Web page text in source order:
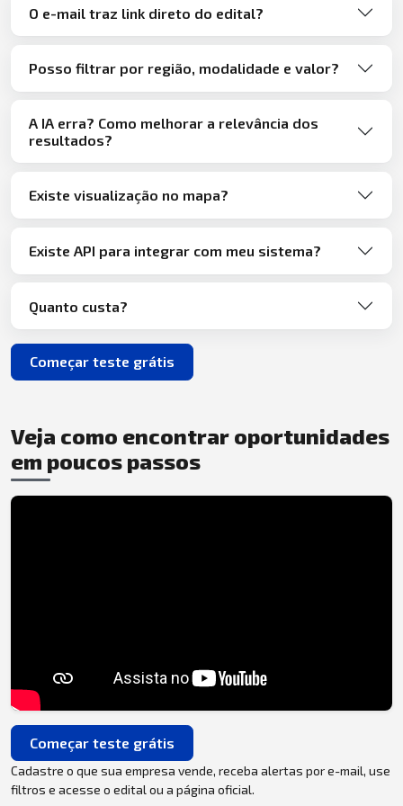
O e-mail traz link direto do edital?
Posso filtrar por região, modalidade e valor?
A IA erra? Como melhorar a relevância dos
resultados?
Existe visualização no mapa?
Existe API para integrar com meu sistema?
Quanto custa?
Começar teste grátis
Veja como encontrar oportunidades
em poucos passos
Começar teste grátis
Cadastre o que sua empresa vende, receba alertas por e-mail, use
filtros e acesse o edital ou a página oficial.